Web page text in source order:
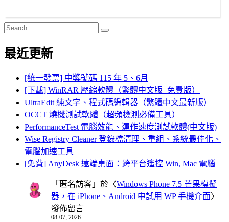
Search
for:
Search
最近更新
[統一發票] 中獎號碼 115 年 5、6月
[下載] WinRAR 壓縮軟體（繁體中文版+免費版）
UltraEdit 純文字、程式碼編輯器（繁體中文最新版）
OCCT 燒機測試軟體（超頻檢測必備工具）
PerformanceTest 電腦效能、運作速度測試軟體(中文版)
Wise Registry Cleaner 登錄檔清理、重組、系統最佳化、
電腦加速工具
[免費] AnyDesk 遠端桌面：跨平台遙控 Win, Mac 電腦
「 匿名訪客 」於〈Windows Phone 7.5 芒果模擬
器，在 iPhone、Android 中試用 WP 手機介面〉
發佈留言
08-07, 2026